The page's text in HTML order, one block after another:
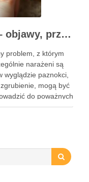
Grzybica paznokci u rąk – objawy, przyczyny i skuteczne leczenie
problem, z którym
narażeni są
wyglądzie paznokci,
mogą być
do poważnych
wywoływane przez